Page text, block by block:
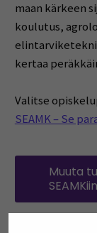
maan kärkeen
koulutus,
kertaa
Valitse
SEAMK – Se
Muuta